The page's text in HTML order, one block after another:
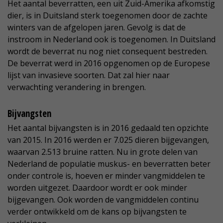
Het aantal beverratten, een uit Zuid-Amerika afkomstig
dier, is in Duitsland sterk toegenomen door de zachte
winters van de afgelopen jaren. Gevolg is dat de
instroom in Nederland ook is toegenomen. In Duitsland
wordt de beverrat nu nog niet consequent bestreden.
De beverrat werd in 2016 opgenomen op de Europese
lijst van invasieve soorten. Dat zal hier naar
verwachting verandering in brengen.
Bijvangsten
Het aantal bijvangsten is in 2016 gedaald ten opzichte
van 2015. In 2016 werden er 7.025 dieren bijgevangen,
waarvan 2.513 bruine ratten. Nu in grote delen van
Nederland de populatie muskus- en beverratten beter
onder controle is, hoeven er minder vangmiddelen te
worden uitgezet. Daardoor wordt er ook minder
bijgevangen. Ook worden de vangmiddelen continu
verder ontwikkeld om de kans op bijvangsten te